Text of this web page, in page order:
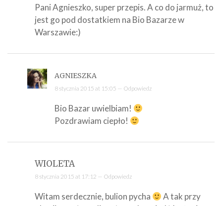
Pani Agnieszko, super przepis. A co do jarmuż, to
jest go pod dostatkiem na Bio Bazarze w
Warszawie:)
AGNIESZKA
8 stycznia 2015 at 15:05 — Odpowiedz
Bio Bazar uwielbiam!
Pozdrawiam ciepło!
WIOLETA
8 stycznia 2015 at 17:12 — Odpowiedz
Witam serdecznie, bulion pycha
A tak przy